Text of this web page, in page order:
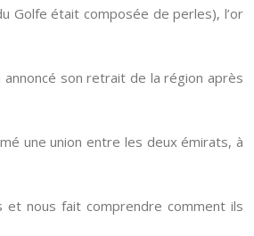
Golfe était composée de perles), l’or
son retrait de la région après
une union entre les deux émirats, à
et nous fait comprendre comment ils